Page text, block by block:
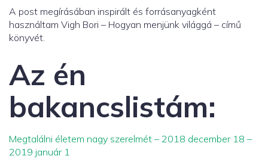
A post megírásában inspirált és forrásanyagként
használtam Vigh Bori – Hogyan menjünk világgá – című
könyvét.
Az én
bakancslistám:
Megtalálni életem nagy szerelmét – 2018 december 18 –
2019 január 1